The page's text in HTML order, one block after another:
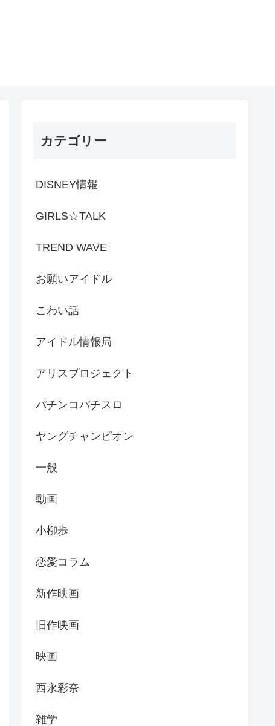
カテゴリー
DISNEY情報
GIRLS☆TALK
TREND WAVE
お願いアイドル
こわい話
アイドル情報局
アリスプロジェクト
パチンコパチスロ
ヤングチャンピオン
一般
動画
小柳歩
恋愛コラム
新作映画
旧作映画
映画
西永彩奈
雑学